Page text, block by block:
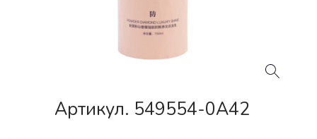
Артикул. 549554-0A42